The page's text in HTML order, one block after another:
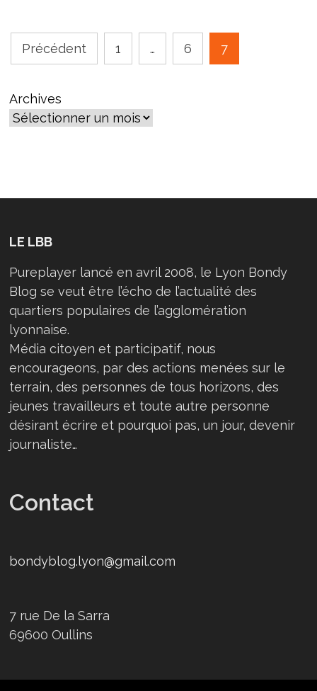
TERRE
Pagination
des
publications
Précédent 1 … 6 7
Archives
LE LBB
Pureplayer lancé en avril 2008, le Lyon Bondy
Blog se veut être l’écho de l’actualité des
quartiers populaires de l’agglomération
lyonnaise.
Média citoyen et participatif, nous
encourageons, par des actions menées sur le
terrain, des personnes de tous horizons, des
jeunes travailleurs et toute autre personne
désirant écrire et pourquoi pas, un jour, devenir
journaliste…
Contact
bondyblog.lyon@gmail.com
7 rue De la Sarra
69600 Oullins